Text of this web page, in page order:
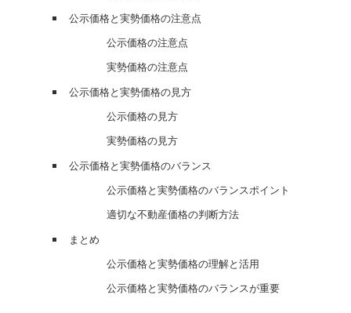
公示価格と実勢価格の注意点
公示価格の注意点
実勢価格の注意点
公示価格と実勢価格の見方
公示価格の見方
実勢価格の見方
公示価格と実勢価格のバランス
公示価格と実勢価格のバランスポイント
適切な不動産価格の判断方法
まとめ
公示価格と実勢価格の理解と活用
公示価格と実勢価格のバランスが重要